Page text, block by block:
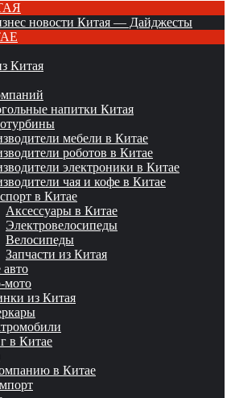
новости Китая — Дайджесты
Китая
напитки Китая
мебели в Китае
роботов в Китае
электроники в Китае
чая и кофе в Китае
в Китае
Аксессуары в Китае
Электровелосипеды
Велосипеды
Запчасти из Китая
мото
из Китая
в Китае
в Китае